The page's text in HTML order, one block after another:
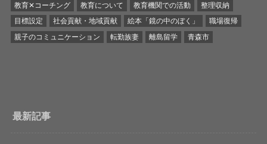
教育✕コーチング
教育について 教育機関での活動
整理収納
目標設定
社会貢献・地域貢献 絵本「鏡の中のぼく」
職場復帰
親子のコミュニケーション
転勤族妻 離島留学 青森市
最新記事